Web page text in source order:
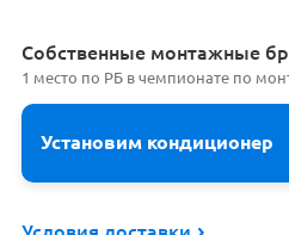
Cобственные монтажные
1 место по РБ в чемпионате по
Установим кондиционер